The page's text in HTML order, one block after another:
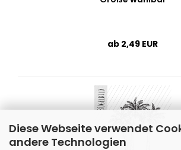
Diese Webseite verwendet
andere Technologien
ab 2,49 EUR